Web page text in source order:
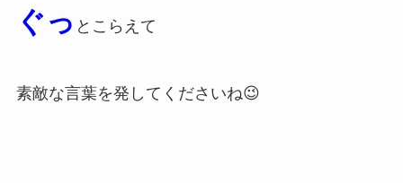
ぐっ とこらえて
素敵な言葉を発してくださいね😉